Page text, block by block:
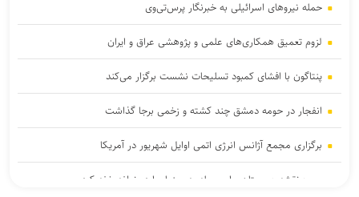
حمله نیروهای اسرائیلی به خبرنگار پرس‌تی‌وی
لزوم تعمیق همکاری‌های علمی و پژوهشی عراق و ایران
پنتاگون با افشای کمبود تسلیحات نشست برگزار می‌کند
انفجار در حومه دمشق چند کشته و زخمی برجا گذاشت
برگزاری مجمع آژانس انرژی اتمی اوایل شهریور در آمریکا
یمن: نقشه عربستان برای حمله به صنعاء را در نطفه خفه کردیم